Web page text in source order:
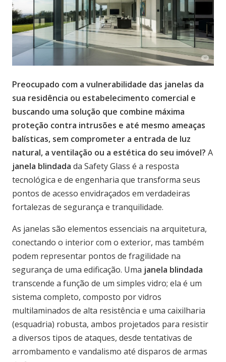
Preocupado com a vulnerabilidade das janelas da
sua residência ou estabelecimento comercial e
buscando uma solução que combine máxima
proteção contra intrusões e até mesmo ameaças
balísticas, sem comprometer a entrada de luz
natural, a ventilação ou a estética do seu imóvel? A
janela blindada da Safety Glass é a resposta
tecnológica e de engenharia que transforma seus
pontos de acesso envidraçados em verdadeiras
fortalezas de segurança e tranquilidade.
As janelas são elementos essenciais na arquitetura,
conectando o interior com o exterior, mas também
podem representar pontos de fragilidade na
segurança de uma edificação. Uma janela blindada
transcende a função de um simples vidro; ela é um
sistema completo, composto por vidros
multilaminados de alta resistência e uma caixilharia
(esquadria) robusta, ambos projetados para resistir
a diversos tipos de ataques, desde tentativas de
arrombamento e vandalismo até disparos de armas